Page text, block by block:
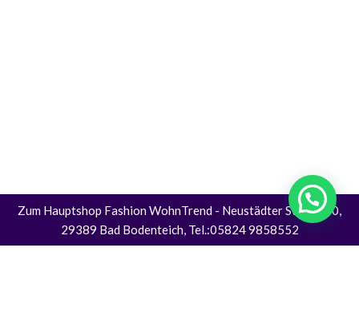
Zum Hauptshop Fashion WohnTrend - Neustädter Straße 30,
29389 Bad Bodenteich, Tel.:05824 9858552